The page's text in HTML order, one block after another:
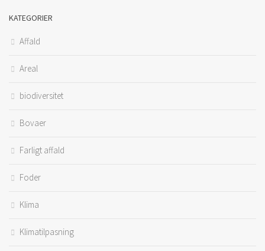
KATEGORIER
Affald
Areal
biodiversitet
Bovaer
Farligt affald
Foder
Klima
Klimatilpasning